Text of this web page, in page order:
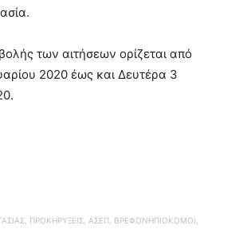
των αιτήσεων ορίζεται από
2020 έως και Δευτέρα 3
ΠΡΟΚΗΡΥΞΕΙΣ, ΑΣΕΠ, ΒΡΕΦΟΝΗΠΙΟΚΟΜΟΙ,